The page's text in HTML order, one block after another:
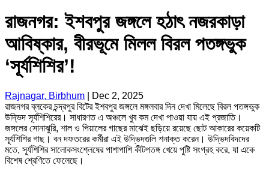
রাজনগর: ইশবপুর জঙ্গলে হঠাৎ নজরকাড়া
আবিষ্কার, বীরভূমে মিলল বিরল পতঙ্গভুক
‘সূর্যশিশির’!
Rajnagar, Birbhum
Dec 2, 2025
রাজনগর ব্লকের চন্দ্রপুর বিটের ইশবপুর জঙ্গলে মঙ্গলবার দিন দেখা মিলেছে বিরল পতঙ্গভুক
উদ্ভিদ সূর্যশিশিরের। সাধারণত এ অঞ্চলে খুব কম দেখা পাওয়া যায় এই প্রজাতি।
জঙ্গলের সোনাঝুরি, শাল ও পিয়ালের গাছের মাঝেই ছড়িয়ে রয়েছে ছোট আকারের কয়েকটি
সূর্যশিশির গাছ। বন দফতরের কর্মীরা এই উদ্ভিদগুলি শনাক্ত করেন। উদ্ভিদবিদদের
মতে, সূর্যশিশির সালোকসংশ্লেষের পাশাপাশি কীটপতঙ্গ খেয়ে পুষ্টি সংগ্রহ করে, যা একে
বিশেষ শ্রেণিতে ফেলেছে।